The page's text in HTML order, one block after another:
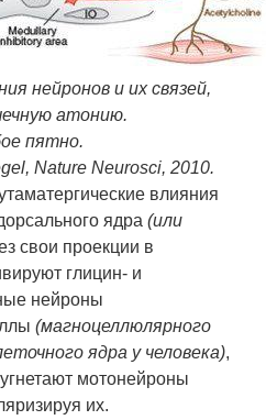
нейронов и их связей,
атонию.
пятно.
, Nature Neurosci, 2010.
влияния
ядра (или
свои проекции в
глицин- и
нейроны
(магноцеллюлярного
ядра у человека),
мотонейроны
их.